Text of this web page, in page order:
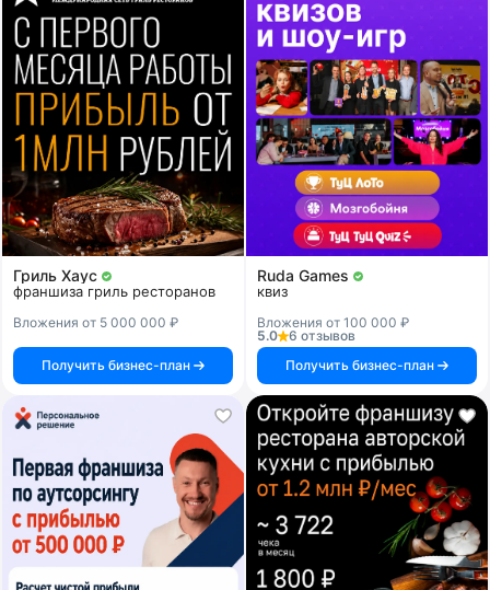
Гриль Хаус
франшиза гриль ресторанов
Вложения от 5 000 000 ₽
Получить бизнес-план
Ruda Games
квиз
Вложения от 100 000 ₽
5.0
6 отзывов
Получить бизнес-план